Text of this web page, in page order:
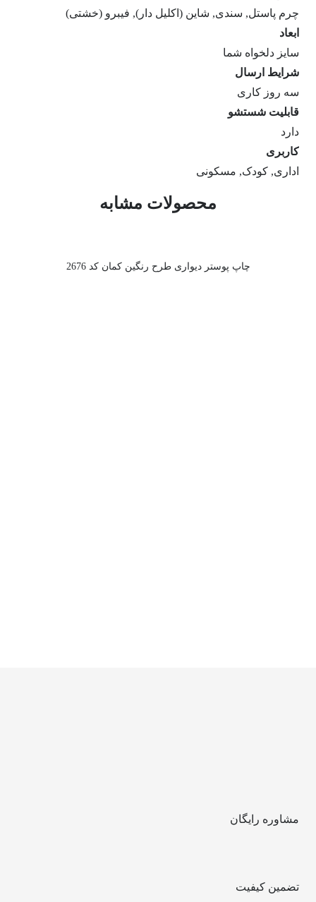
چرم پاستل, سندی, شاین (اکلیل دار), فیبرو (خشتی)
ابعاد
سایز دلخواه شما
شرایط ارسال
سه روز کاری
قابلیت شستشو
دارد
کاربری
اداری, کودک, مسکونی
محصولات مشابه
چاپ پوستر دیواری طرح رنگین کمان کد 2676
مشاوره رایگان
تضمین کیفیت